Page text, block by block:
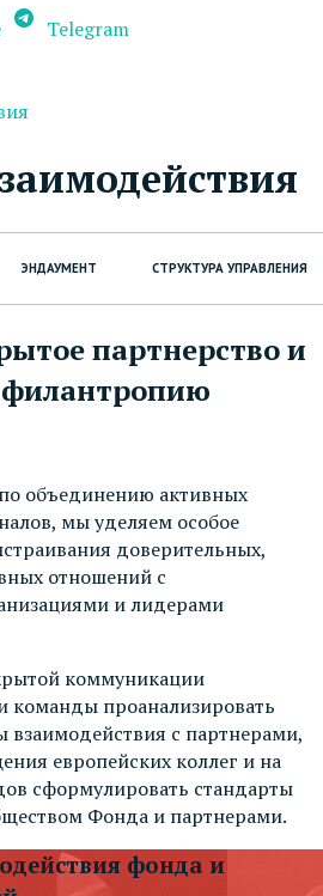
Telegram
ЭНДАУМЕНТ СТРУКТУРА УПРАВЛЕНИЯ
партнерство и
объединению активных
мы уделяем особое
доверительных,
отношений с
и лидерами
коммуникации
команды проанализировать
с партнерами,
европейских коллег и на
сформулировать стандарты
Фонда и партнерами.
фонда и